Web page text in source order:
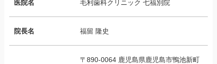
医院名 毛利歯科クリニック 七福別院
院長名 福留 隆史
〒890-0064 鹿児島県鹿児島市鴨池新町